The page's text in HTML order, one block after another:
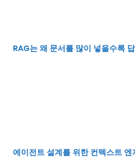
RAG는 왜 문서를 많이 넣을수록
에이전트 설계를 위한 컨텍스트